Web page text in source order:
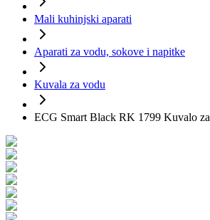
Mali kuhinjski aparati
Aparati za vodu, sokove i napitke
Kuvala za vodu
ECG Smart Black RK 1799 Kuvalo